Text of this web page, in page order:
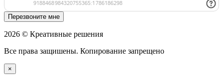
Перезвоните мне
2026 © Креативные решения
Все права защишены. Копирование запрещено
×